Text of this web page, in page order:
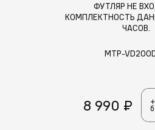
ФУТЛЯР НЕ
КОМПЛЕКТНОСТЬ
ЧАСОВ.
MTP-
8 990 ₽